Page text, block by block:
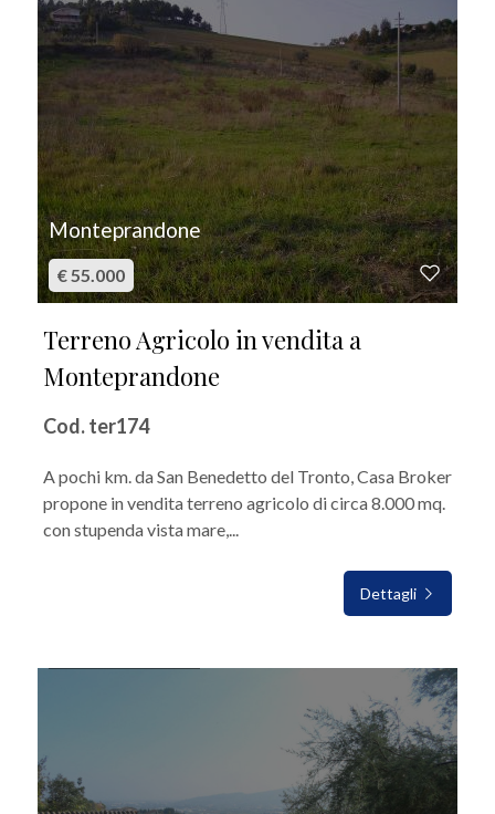
Monteprandone
€ 55.000
Terreno Agricolo in vendita a
Monteprandone
Cod. ter174
A pochi km. da San Benedetto del Tronto, Casa Broker
propone in vendita terreno agricolo di circa 8.000 mq.
con stupenda vista mare,...
Dettagli